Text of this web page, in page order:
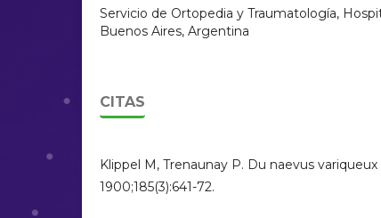
Servicio de Ortopedia y Traumatología,
Buenos Aires, Argentina
CITAS
Klippel M, Trenaunay P. Du naevus
1900;185(3):641-72.